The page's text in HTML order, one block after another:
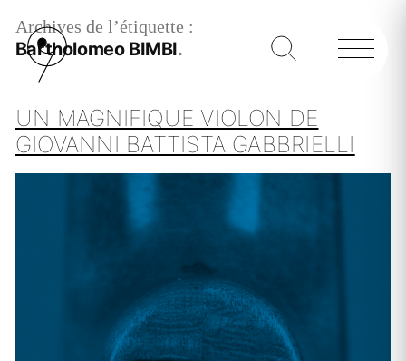
Archives de l’étiquette :
Bartholomeo BIMBI
UN MAGNIFIQUE VIOLON DE
GIOVANNI BATTISTA GABBRIELLI